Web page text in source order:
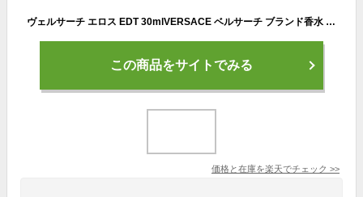
ヴェルサーチ エロス EDT 30mlVERSACE ベルサーチ ブランド香水 メンズ香水 メンズ フレグランス 男性用フレグランス 男性用香水 男性 彼氏 誕生日プレゼント 記念日 贈り物 ギフト
この商品をサイトでみる
価格と在庫を楽天でチェック >>